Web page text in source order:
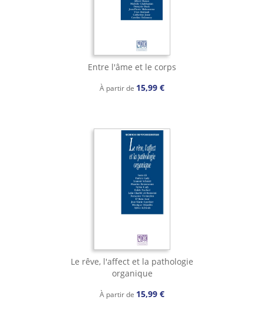
Entre l'âme et le corps
À partir de 15,99 €
Le rêve, l'affect et la pathologie
organique
À partir de 15,99 €